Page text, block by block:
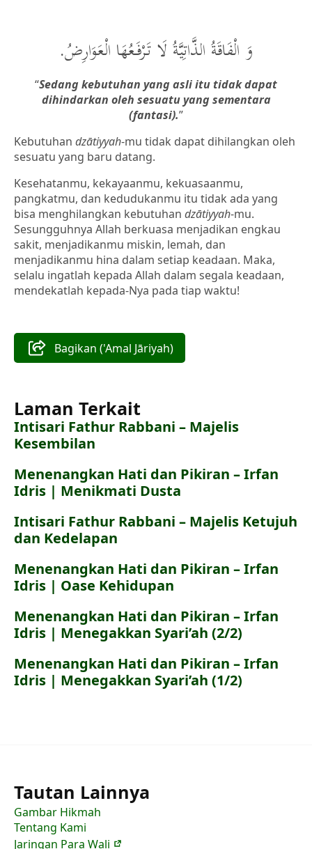
وَ الْفَاقَةُ الذَّاتِيَّةُ لَا تَرْفَعُهَا الْعَوَارِضُ.
“Sedang kebutuhan yang asli itu tidak dapat
dihindarkan oleh sesuatu yang sementara
(fantasi).”
Kebutuhan dzātiyyah-mu tidak dapat dihilangkan oleh
sesuatu yang baru datang.
Kesehatanmu, kekayaanmu, kekuasaanmu,
pangkatmu, dan kedudukanmu itu tidak ada yang
bisa menghilangkan kebutuhan dzātiyyah-mu.
Sesungguhnya Allah berkuasa menjadikan engkau
sakit, menjadikanmu miskin, lemah, dan
menjadikanmu hina dalam setiap keadaan. Maka,
selalu ingatlah kepada Allah dalam segala keadaan,
mendekatlah kepada-Nya pada tiap waktu!
Bagikan ('Amal Jāriyah)
Laman Terkait
Intisari Fathur Rabbani – Majelis
Kesembilan
Menenangkan Hati dan Pikiran – Irfan
Idris | Menikmati Dusta
Intisari Fathur Rabbani – Majelis Ketujuh
dan Kedelapan
Menenangkan Hati dan Pikiran – Irfan
Idris | Oase Kehidupan
Menenangkan Hati dan Pikiran – Irfan
Idris | Menegakkan Syari’ah (2/2)
Menenangkan Hati dan Pikiran – Irfan
Idris | Menegakkan Syari’ah (1/2)
Tautan Lainnya
Gambar Hikmah
Tentang Kami
Jaringan Para Wali